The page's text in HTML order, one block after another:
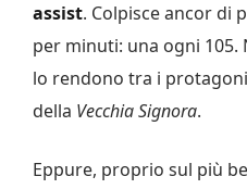
assist. Colpisce ancor di
per minuti: una ogni
lo rendono tra i
della Vecchia Signora.
Eppure, proprio sul più